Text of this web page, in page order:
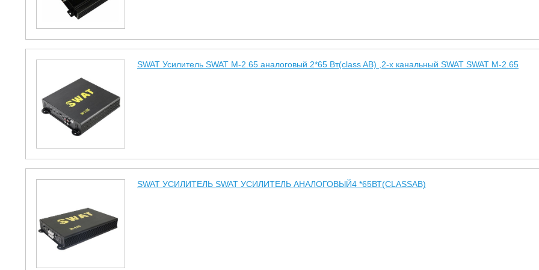
SWAT Усилитель SWAT M-2.65 аналоговый 2*65 Вт(class AB) ,2-х канальный SWAT SWAT M-2.65
SWAT УСИЛИТЕЛЬ SWAT УСИЛИТЕЛЬ АНАЛОГОВЫЙ4 *65ВТ(CLASSAB)